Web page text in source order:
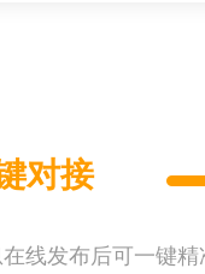
对接
线发布后可一键精